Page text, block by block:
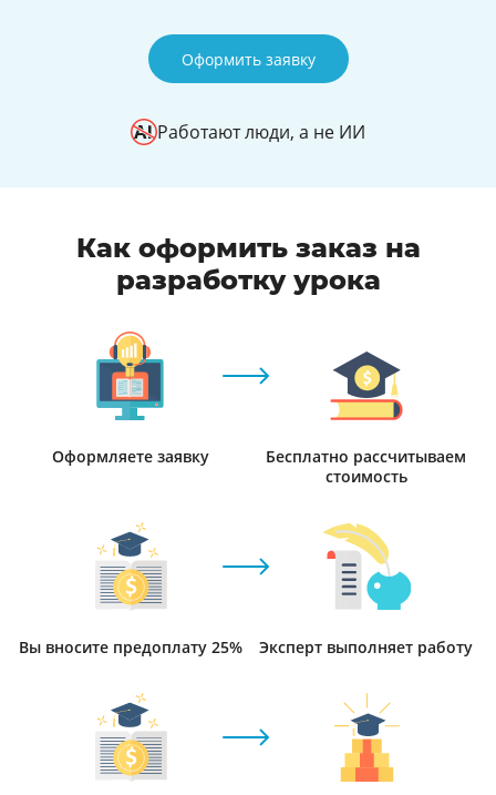
Оформить заявку
Работают люди, а не ИИ
Как оформить заказ на
разработку урока
Оформляете заявку
Бесплатно рассчитываем
стоимость
Вы вносите предоплату 25% Эксперт выполняет работу